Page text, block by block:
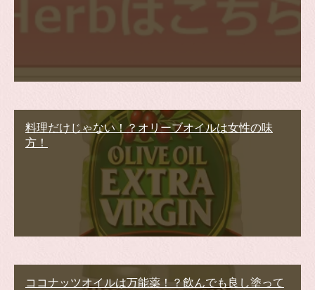
料理だけじゃない！？オリーブオイルは女性の味
方！
ココナッツオイルは万能薬！？飲んでも良し塗って